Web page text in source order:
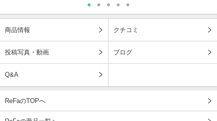
商品情報 クチコミ
投稿写真・動画 ブログ
Q&A
ReFaのTOPへ